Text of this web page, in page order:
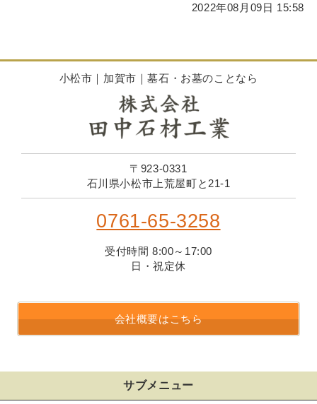
2022年08月09日 15:58
小松市｜加賀市｜墓石・お墓のことなら
〒923-0331
石川県小松市上荒屋町と21-1
0761-65-3258
受付時間 8:00～17:00
日・祝定休
会社概要はこちら
サブメニュー